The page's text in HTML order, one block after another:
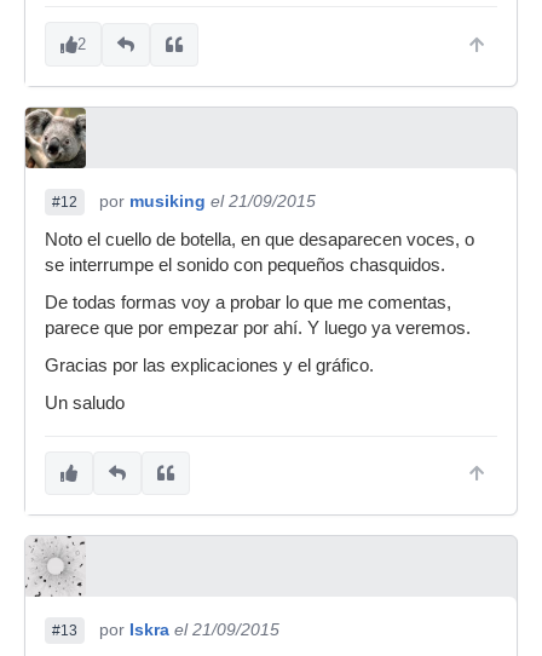
2
#12 por musiking el 21/09/2015
Noto el cuello de botella, en que desaparecen voces, o
se interrumpe el sonido con pequeños chasquidos.
De todas formas voy a probar lo que me comentas,
parece que por empezar por ahí. Y luego ya veremos.
Gracias por las explicaciones y el gráfico.
Un saludo
#13 por Iskra el 21/09/2015